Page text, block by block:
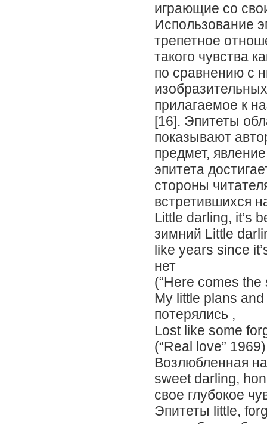
играющие со
Использование
трепетное
такого чувства
по сравнению с
прилагаемое к
[16]. Эпитеты
показывают
предмет,
эпитета
стороны
встретившихся
Little darling, it’s
зимний Little
like years since
нет
(“Here comes the
My little plans
потерялись ,
Lost like some
(“Real love” 1969)
Возлюбленная
sweet darling,
свое глубокое
Эпитеты little,